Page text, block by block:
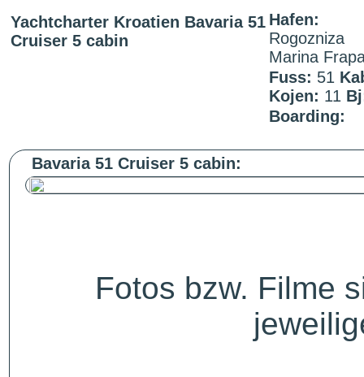
Yachtcharter Kroatien Bavaria 51
Cruiser 5 cabin
Hafen:
Rogozniza
Marina
Fuss: 51
Kojen: 11
Boarding:
Bavaria 51 Cruiser 5 cabin:
Fotos bzw. Filme